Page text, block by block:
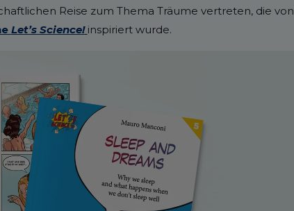
Reise zum Thema Träume vertreten, die von
Let’s Science! inspiriert wurde.